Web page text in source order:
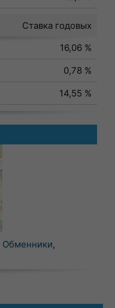
Ставка годовых
16,06 %
0,78 %
14,55 %
Обменники,